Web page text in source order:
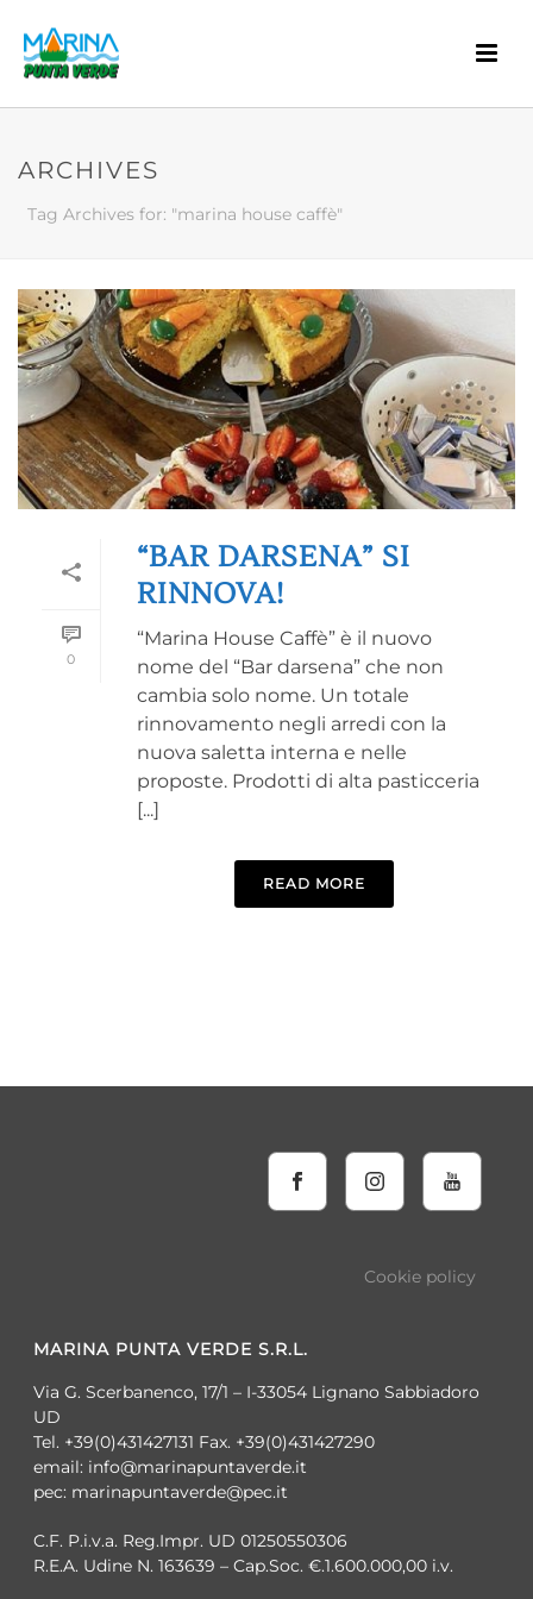
ARCHIVES
Tag Archives for: "marina house caffè"
0
“BAR DARSENA” SI
RINNOVA!
“Marina House Caffè” è il nuovo
nome del “Bar darsena” che non
cambia solo nome. Un totale
rinnovamento negli arredi con la
nuova saletta interna e nelle
proposte. Prodotti di alta pasticceria
[...]
READ MORE
Cookie policy
MARINA PUNTA VERDE S.R.L.
Via G. Scerbanenco, 17/1 – I-33054 Lignano Sabbiadoro
UD
Tel. +39(0)431427131 Fax. +39(0)431427290
email: info@marinapuntaverde.it
pec: marinapuntaverde@pec.it
C.F. P.i.v.a. Reg.Impr. UD 01250550306
R.E.A. Udine N. 163639 – Cap.Soc. €.1.600.000,00 i.v.